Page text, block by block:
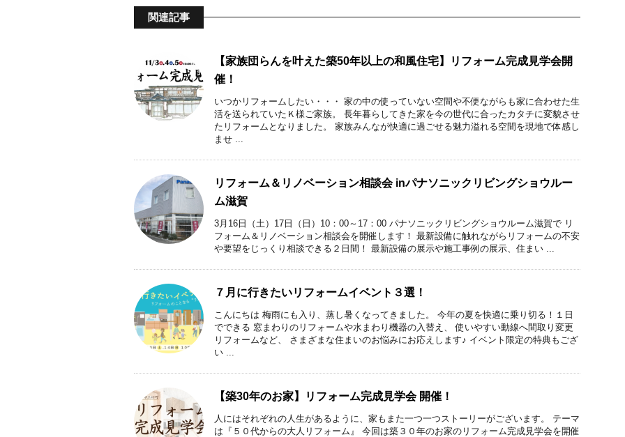
関連記事
【家族団らんを叶えた築50年以上の和風住宅】リフォーム完成見学会開
催！
いつかリフォームしたい・・・ 家の中の使っていない空間や不便ながらも家に合わせた生
活を送られていたＫ様ご家族。 長年暮らしてきた家を今の世代に合ったカタチに変貌させ
たリフォームとなりました。 家族みんなが快適に過ごせる魅力溢れる空間を現地で体感し
ませ ...
リフォーム＆リノベーション相談会 inパナソニックリビングショウルー
ム滋賀
3月16日（土）17日（日）10：00～17：00 パナソニックリビングショウルーム滋賀で リ
フォーム＆リノベーション相談会を開催します！ 最新設備に触れながらリフォームの不安
や要望をじっくり相談できる２日間！ 最新設備の展示や施工事例の展示、住まい ...
７月に行きたいリフォームイベント３選！
こんにちは 梅雨にも入り、蒸し暑くなってきました。 今年の夏を快適に乗り切る！１日
でできる 窓まわりのリフォームや水まわり機器の入替え、 使いやすい動線へ間取り変更
リフォームなど、 さまざまな住まいのお悩みにお応えします♪ イベント限定の特典もござ
い ...
【築30年のお家】リフォーム完成見学会 開催！
人にはそれぞれの人生があるように、家もまた一つ一つストーリーがございます。 テーマ
は『５０代からの大人リフォーム』 今回は築３０年のお家のリフォーム完成見学会を開催